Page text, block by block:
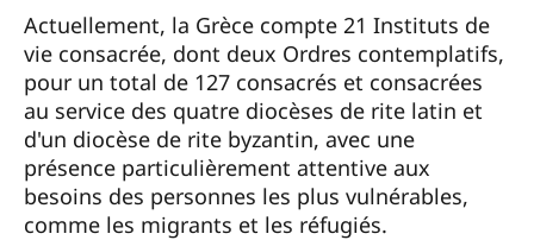
Actuellement, la Grèce compte 21 Instituts de
vie consacrée, dont deux Ordres contemplatifs,
pour un total de 127 consacrés et consacrées
au service des quatre diocèses de rite latin et
d'un diocèse de rite byzantin, avec une
présence particulièrement attentive aux
besoins des personnes les plus vulnérables,
comme les migrants et les réfugiés.